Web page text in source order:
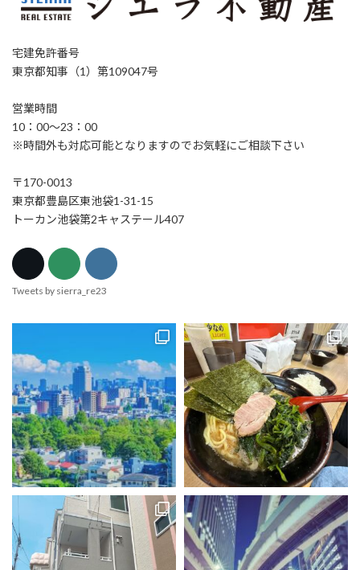
宅建免許番号
東京都知事（1）第109047号
営業時間
10：00～23：00
※時間外も対応可能となりますのでお気軽にご相談下さい
〒170-0013
東京都豊島区東池袋1-31-15
トーカン池袋第2キャステール407
Tweets by sierra_re23